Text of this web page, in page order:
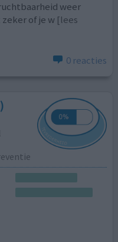
weer
of je w [lees
0 reacties